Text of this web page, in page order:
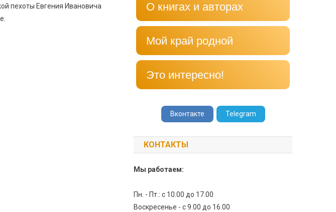
пехоты Евгения Ивановича
О книгах и авторах
Мой край родной
Это интересно!
Вконтакте Telegram
КОНТАКТЫ
Мы работаем:
Пн. - Пт.: с 10.00 до 17.00
Воскресенье - с 9.00 до 16.00